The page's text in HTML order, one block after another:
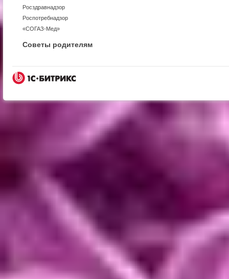
Росздравнадзор
Роспотребнадзор
«СОГАЗ-Мед»
Советы родителям